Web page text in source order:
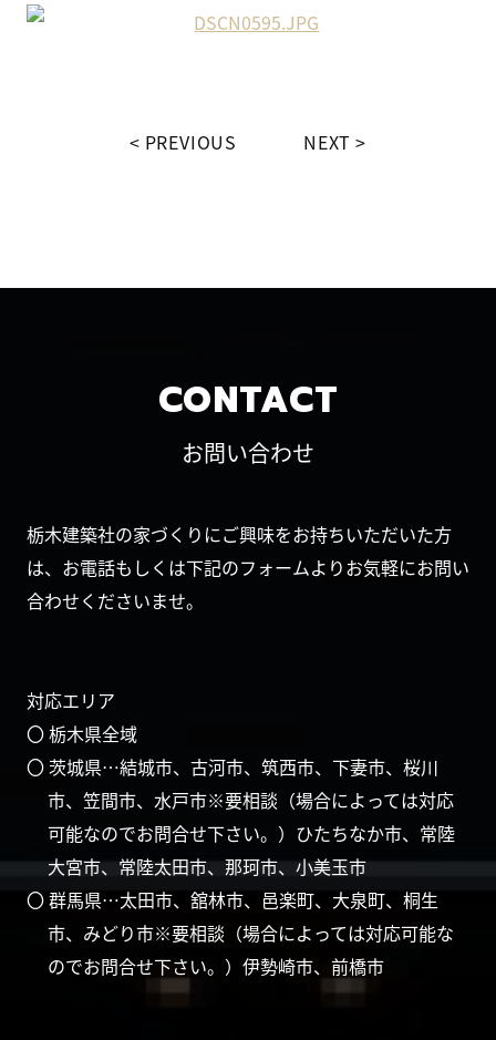
PREVIOUS NEXT
CONTACT
お問い合わせ
栃木建築社の家づくりにご興味をお持ちいただいた方
は、お電話もしくは下記のフォームよりお気軽にお問い
合わせくださいませ。
対応エリア
〇 栃木県全域
〇 茨城県…結城市、古河市、筑西市、下妻市、桜川
市、笠間市、水戸市※要相談（場合によっては対応
可能なのでお問合せ下さい。）ひたちなか市、常陸
大宮市、常陸太田市、那珂市、小美玉市
〇 群馬県…太田市、舘林市、邑楽町、大泉町、桐生
市、みどり市※要相談（場合によっては対応可能な
のでお問合せ下さい。）伊勢崎市、前橋市